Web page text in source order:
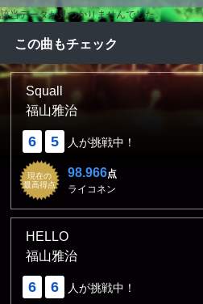
該当データが見つかりませんでした。
この曲もチェック
Squall
福山雅治
6 5 人が挑戦中！
現在の
最高得点
98.966点
ライコネン
HELLO
福山雅治
6 6 人が挑戦中！